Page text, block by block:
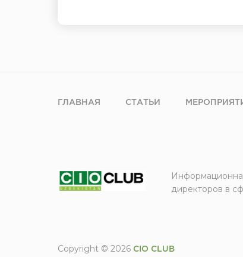
ГЛАВНАЯ СТАТЬИ
директоров в
Copyright © 2026 CIO CLUB